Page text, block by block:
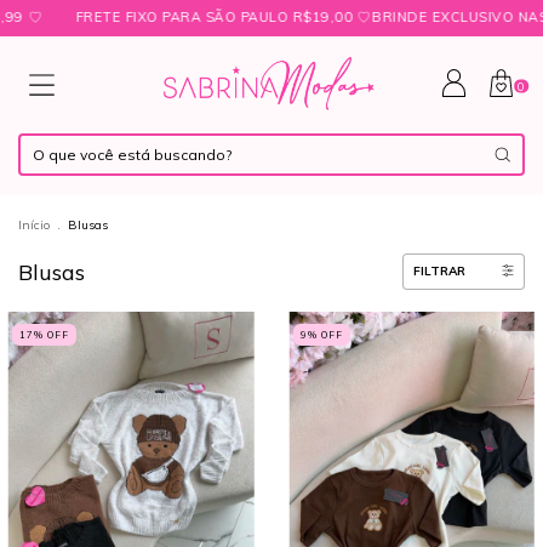
FRETE FIXO PARA SÃO PAULO R$19,00 ㅤ♡ㅤBRINDE EXCLUSIVO NAS
0
Início . Blusas
Blusas FILTRAR
17 % OFF 9 % OFF